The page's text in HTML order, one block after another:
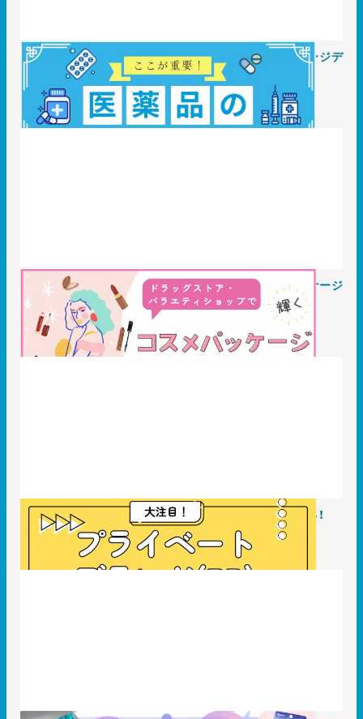
安心と信頼そして…法律！ここが重要！医薬品のパッケージデ
2025.07.07 知識 / ノウハウ
ドラッグストア・バラエティショップで輝くコスメパッケージ
の条件とは？
2025.07.02 事例
プライベートブランド（PB）は最高のブランド戦略である！
2025.07.02 知識 / ノウハウ